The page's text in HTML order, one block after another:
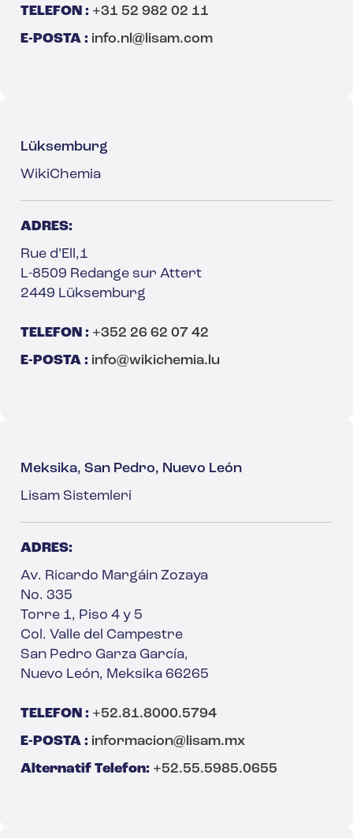
TELEFON : +31 52 982 02 11
E-POSTA : info.nl@lisam.com
Lüksemburg
WikiChemia
ADRES:
Rue d’Ell,1
L-8509 Redange sur Attert
2449 Lüksemburg
TELEFON : +352 26 62 07 42
E-POSTA : info@wikichemia.lu
Meksika, San Pedro, Nuevo León
Lisam Sistemleri
ADRES:
Av. Ricardo Margáin Zozaya
No. 335
Torre 1, Piso 4 y 5
Col. Valle del Campestre
San Pedro Garza García,
Nuevo León, Meksika 66265
TELEFON : +52.81.8000.5794
E-POSTA : informacion@lisam.mx
Alternatif Telefon: +52.55.5985.0655